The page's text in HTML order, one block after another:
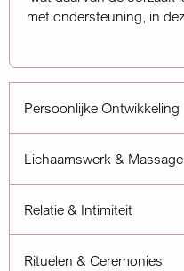
stap .► Vr-zo 04-06
Persoonlijke Ontwikkeling
Lichaamswerk & Massage
Relatie & Intimiteit
Rituelen & Ceremonies